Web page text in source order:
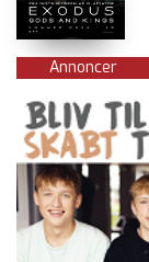
Annoncer